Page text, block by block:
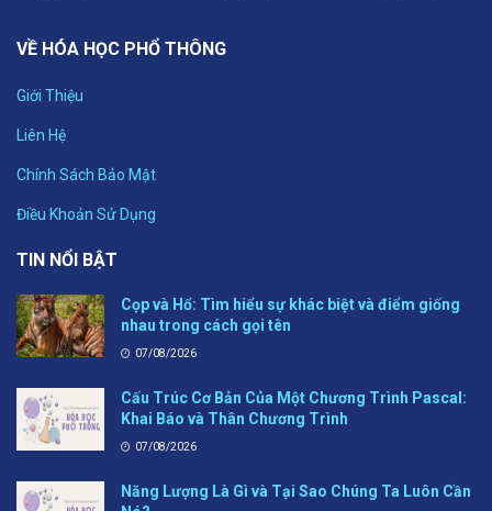
VỀ HÓA HỌC PHỔ THÔNG
Giới Thiệu
Liên Hệ
Chính Sách Bảo Mật
Điều Khoản Sử Dụng
TIN NỔI BẬT
Cọp và Hổ: Tìm hiểu sự khác biệt và điểm giống
nhau trong cách gọi tên
07/08/2026
Cấu Trúc Cơ Bản Của Một Chương Trình Pascal:
Khai Báo và Thân Chương Trình
07/08/2026
Năng Lượng Là Gì và Tại Sao Chúng Ta Luôn Cần